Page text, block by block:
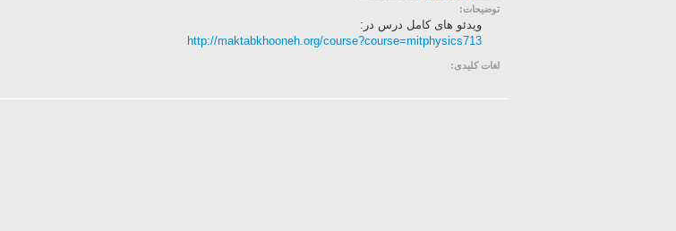
توضیحات:
ویدئو های کامل درس در:
http://maktabkhooneh.org/course?course=mitphysics713
لغات کلیدی: